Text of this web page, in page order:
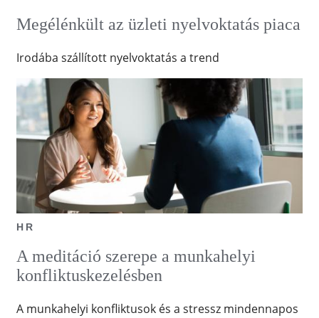
Megélénkült az üzleti nyelvoktatás piaca
Irodába szállított nyelvoktatás a trend
HR
A meditáció szerepe a munkahelyi
konfliktuskezelésben
A munkahelyi konfliktusok és a stressz mindennapos